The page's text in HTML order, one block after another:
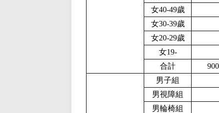
女40-49歲
女30-39歲
女20-29歲
女19-
合計
男子組
男視障組
男輪椅組